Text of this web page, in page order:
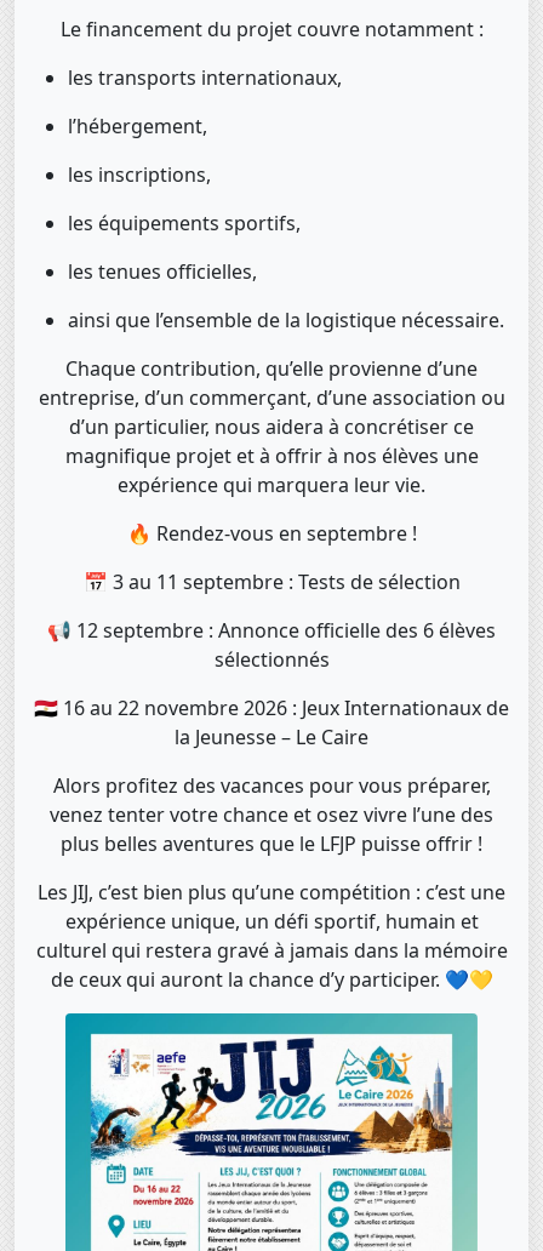
Le financement du projet couvre notamment :
les transports internationaux,
l’hébergement,
les inscriptions,
les équipements sportifs,
les tenues officielles,
ainsi que l’ensemble de la logistique nécessaire.
Chaque contribution, qu’elle provienne d’une
entreprise, d’un commerçant, d’une association ou
d’un particulier, nous aidera à concrétiser ce
magnifique projet et à offrir à nos élèves une
expérience qui marquera leur vie.
🔥 Rendez-vous en septembre !
📅 3 au 11 septembre : Tests de sélection
📢 12 septembre : Annonce officielle des 6 élèves
sélectionnés
🇪🇬 16 au 22 novembre 2026 : Jeux Internationaux de
la Jeunesse – Le Caire
Alors profitez des vacances pour vous préparer,
venez tenter votre chance et osez vivre l’une des
plus belles aventures que le LFJP puisse offrir !
Les JIJ, c’est bien plus qu’une compétition : c’est une
expérience unique, un défi sportif, humain et
culturel qui restera gravé à jamais dans la mémoire
de ceux qui auront la chance d’y participer. 💙💛